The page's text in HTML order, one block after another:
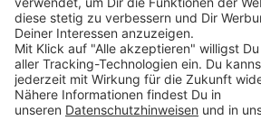
* Versandkostenfrei ab 9,00 €
Deutschlands
** Lieferzeit 1-3 Werktage